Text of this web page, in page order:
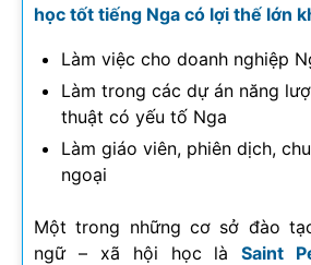
học tốt tiếng Nga có lợi thế lớn
Làm việc cho doanh nghiệp
Làm trong các dự án năng
thuật có yếu tố Nga
Làm giáo viên, phiên dịch,
ngoại
Một trong những cơ sở đào
ngữ – xã hội học làSaint